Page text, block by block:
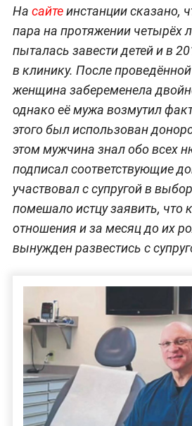
На сайтеинстанции сказано,
пара на протяжении четырёх
пыталась завести детей и в
в клинику. После
женщина забеременела
однако её мужа возмутил
этого был использован
этом мужчина знал обо всех
подписал соответствующие
участвовал с супругой в
помешало истцу заявить, что
отношения и за месяц до их
вынужден развестись с